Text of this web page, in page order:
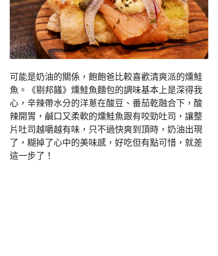
可能是奶油的關係，飽飽爸比較喜歡清爽派的燻鮭
魚。《剔邦饈》燻鮭魚麵包的調味基本上是深得我
心，辛辣帶水分的洋蔥在酸豆、番茄乾融合下，酸
辣開胃，鹹口又柔軟的燻鮭魚跟有咬勁吐司，讓整
片吐司越嚼越有味，只不過快爽到頂時，奶油出現
了，糊掉了心中的美味感，好吃但有點可惜，就差
這一步了！